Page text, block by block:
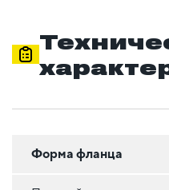
Форма фланца